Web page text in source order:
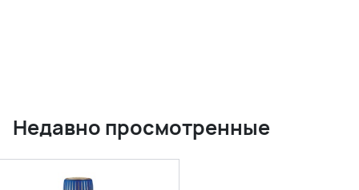
Недавно просмотренные